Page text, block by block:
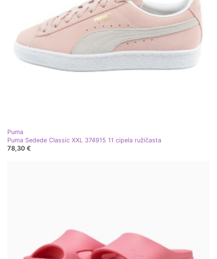
Puma
Puma Sedede Classic XXL 374915 11 cipela ružičasta
78,30 €